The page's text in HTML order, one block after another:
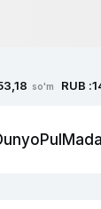
so'm RUB :
Pul